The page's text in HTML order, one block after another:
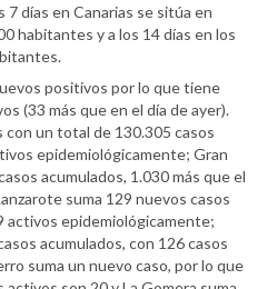
7 días en Canarias se sitúa en
habitantes y a los 14 días en los
positivos por lo que tiene
(33 más que en el día de ayer).
con un total de 130.305 casos
epidemiológicamente; Gran
acumulados, 1.030 más que el
suma 129 nuevos casos
activos epidemiológicamente;
acumulados, con 126 casos
suma un nuevo caso, por lo que